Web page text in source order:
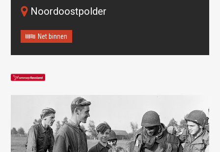
Noordoostpolder
Net binnen